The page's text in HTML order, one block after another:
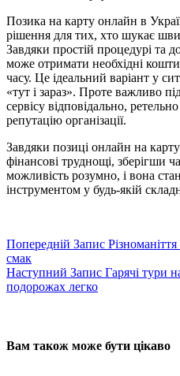
Позика на карту онлайн в
рішення для тих, хто шукає
Завдяки простій процедурі та
може отримати необхідні
часу. Це ідеальний варіант у
«тут і зараз». Проте важливо
сервісу відповідально,
репутацію організації.
Завдяки позиці онлайн на
фінансові труднощі, зберігши
можливість розумно, і вона
інструментом у будь-якій
Попередній Запис
смак
Наступний Запис Гарячі тури
подорожах легко
Вам також може бути цікаво